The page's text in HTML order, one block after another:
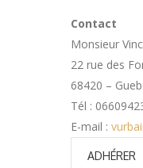
Contact
Monsieur
22 rue des
68420 –
Tél :
E-mail :
ADHÉRER